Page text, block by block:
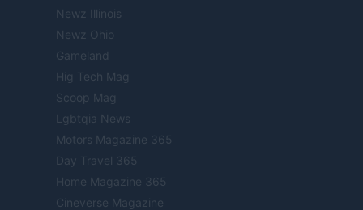
Newz Illinois
Newz Ohio
Gameland
Hig Tech Mag
Scoop Mag
Lgbtqia News
Motors Magazine 365
Day Travel 365
Home Magazine 365
Cineverse Magazine